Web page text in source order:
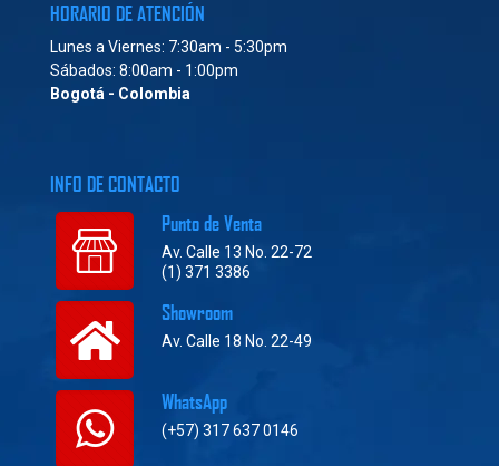
HORARIO DE ATENCIÓN
Lunes a Viernes: 7:30am - 5:30pm
Sábados: 8:00am - 1:00pm
Bogotá - Colombia
INFO DE CONTACTO
Punto de Venta
Av. Calle 13 No. 22-72
(1) 371 3386
Showroom
Av. Calle 18 No. 22-49
WhatsApp
(+57) 317 637 0146